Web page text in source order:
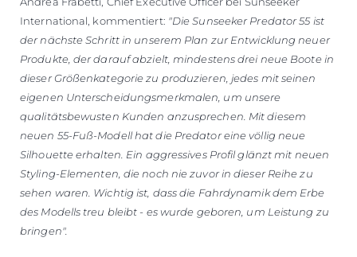
International, kommentiert: "Die Sunseeker Predator 55 ist
der nächste Schritt in unserem Plan zur Entwicklung neuer
Produkte, der darauf abzielt, mindestens drei neue Boote in
dieser Größenkategorie zu produzieren, jedes mit seinen
eigenen Unterscheidungsmerkmalen, um unsere
qualitätsbewusten Kunden anzusprechen. Mit diesem
neuen 55-Fuß-Modell hat die Predator eine völlig neue
Silhouette erhalten. Ein aggressives Profil glänzt mit neuen
Styling-Elementen, die noch nie zuvor in dieser Reihe zu
sehen waren. Wichtig ist, dass die Fahrdynamik dem Erbe
des Modells treu bleibt - es wurde geboren, um Leistung zu
bringen".